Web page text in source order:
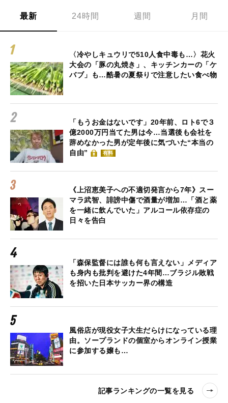
最新 24時間 週間 月間
〈冷やしキュウリで510人食中毒も…〉花火
大会の「豚の丸焼き」、キッチンカーの「ケ
バブ」も…酷暑の夏祭りで注意したい食べ物
「もうお金はないです」20年前、ロト6で３
億2000万円当てた男は今…当選後も会社を
辞めなかった男が定年後に気づいた“本当の
自由”
有料
《上沼恵美子への不適切発言から7年》スー
マラ武智、誹謗中傷で酒量が増加…「酒と薬
を一緒に飲んでいた」アルコール依存症の
日々を告白
「森保監督には誰も何も言えない」メディア
も身内も批判を避けた4年間…ブラジル敗戦
を招いた日本サッカー界の構造
風俗店が現役女子大生だらけになっている理
由。ソープランドの個室からオンライン授業
に参加する嬢も…
記事ランキングの一覧を見る